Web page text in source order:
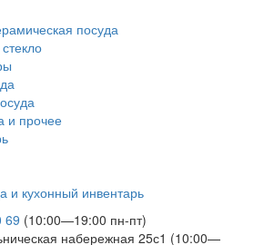
посуда
и прочее
и кухонный инвентарь
69 (10:00—19:00 пн-пт)
набережная 25с1 (10:00—